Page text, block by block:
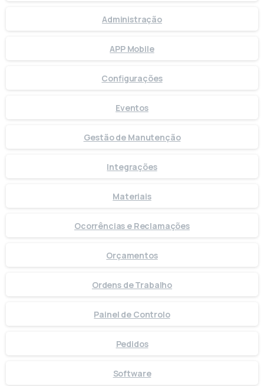
Administração
APP Mobile
Configurações
Eventos
Gestão de Manutenção
Integrações
Materiais
Ocorrências e Reclamações
Orçamentos
Ordens de Trabalho
Painel de Controlo
Pedidos
Software